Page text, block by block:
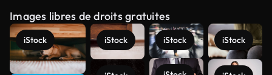
Images libres de droits gratuites
iStock iStock iStock iStock